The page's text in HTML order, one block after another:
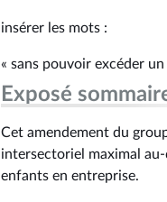
insérer les mots :
« sans pouvoir excéder
Exposé
Cet amendement du
intersectoriel maximal
enfants en entreprise.